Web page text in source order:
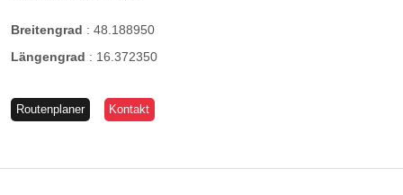
Breitengrad : 48.188950
Längengrad : 16.372350
Routenplaner Kontakt